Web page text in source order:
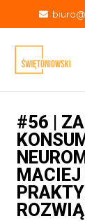
#56 |
MACIEJ